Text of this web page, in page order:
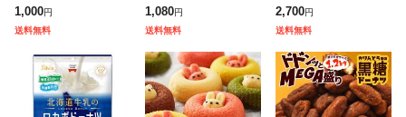
00円ぽっきり 土産 ドー
ナツ 豆乳 甜菜糖 黒糖
1,000円
送料無料
本 まとめ買い
1,080円
送料無料
産 ドーナツ 豆乳 甜菜
糖 黒糖 かりんとう も
2,700円
送料無料